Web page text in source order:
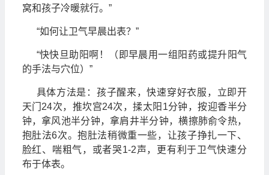
窝和孩子冷暖就行。”
“如何让卫气早晨出表？”
“快快旦助阳啊！（即早晨用一组阳药或提升阳气
的手法与穴位）”
具体方法是：孩子醒来，快速穿好衣服，立即开
天门24次，推坎宫24次，揉太阳1分钟，按迎香半分
钟，拿风池半分钟，拿肩井半分钟，横擦肺俞令热，
抱肚法6次。抱肚法稍微重一些，让孩子挣扎一下、
脸红、喘粗气，或者哭1-2声，更有利于卫气快速分
布于体表。